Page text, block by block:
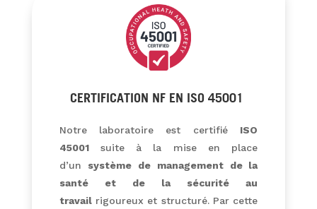
CERTIFICATION NF EN ISO 45001
Notre laboratoire est certifié ISO
45001suite à la mise en place
d’un système de management de la
santé et de la sécurité au
travailrigoureux et structuré. Par cette